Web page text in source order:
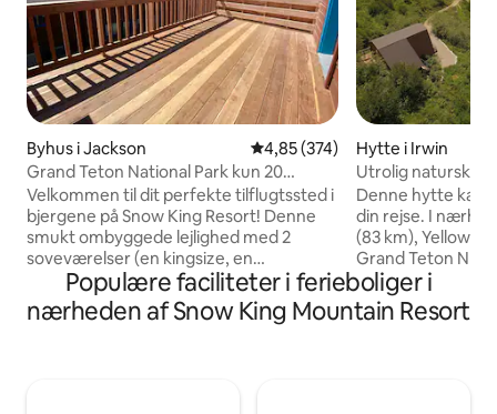
Byhus i Jackson 4,85 ud af 5 i gennemsnitlig
4,85 (374)
Grand Teton National Park kun 20
minutter væk!
Velkommen til dit perfekte tilflugtssted i
bjergene på Snow King Resort! Denne
smukt ombyggede lejlighed med 2
soveværelser (en kingsize, en
queensize, en stue med sofa - ikke
udtrækbar), 1,5 badeværelser tilbyder
den ideelle blanding af komfort og
Hytte i Irwin
Utrolig naturskøn
Denne hytte kan
din rejse. I
(83 km),
Grand Teton NP
rekreative
surrealistisk
hytten. A-huset
Populære faciliteter i ferieboliger i
nærheden af Snow King Mountain Resort